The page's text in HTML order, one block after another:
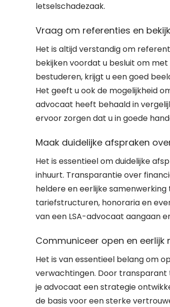
letselschadezaak.
Vraag om referenties en
Het is altijd verstandig om
bekijken voordat u besluit om
bestuderen, krijgt u een goed
Het geeft u ook de mogelijkheid
advocaat heeft behaald in
ervoor zorgen dat u in goede
Maak duidelijke afspraken
Het is essentieel om duidelijke
inhuurt. Transparantie over
heldere en eerlijke
tariefstructuren, honoraria en
van een LSA-advocaat aangaan
Communiceer open en
Het is van essentieel belang om
verwachtingen. Door transparant
je advocaat een strategie
de basis voor een sterke